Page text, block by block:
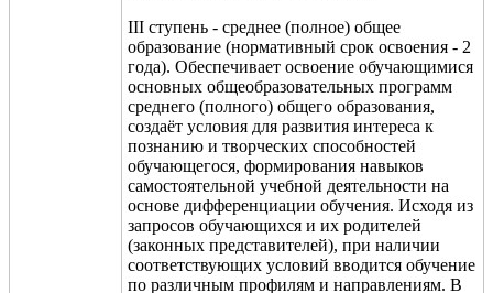
III ступень - среднее (полное) общее
образование (нормативный срок освоения - 2
года). Обеспечивает освоение обучающимися
основных общеобразовательных программ
среднего (полного) общего образования,
создаёт условия для развития интереса к
познанию и творческих способностей
обучающегося, формирования навыков
самостоятельной учебной деятельности на
основе дифференциации обучения. Исходя из
запросов обучающихся и их родителей
(законных представителей), при наличии
соответствующих условий вводится обучение
по различным профилям и направлениям. В